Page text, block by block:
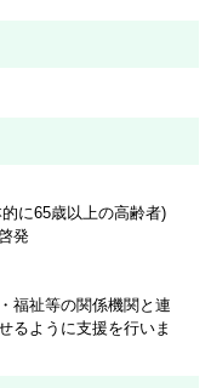
に65歳以上の高齢者)
発
福祉等の関係機関と連
るように支援を行いま